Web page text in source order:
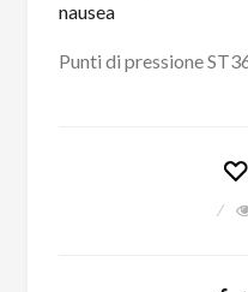
Punti di pressione